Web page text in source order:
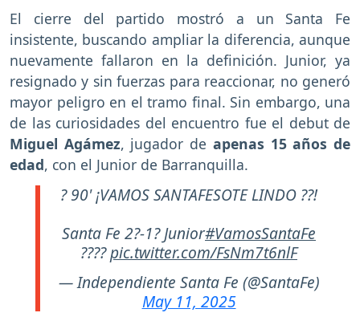
El cierre del partido mostró a un Santa Fe
insistente, buscando ampliar la diferencia, aunque
nuevamente fallaron en la definición. Junior, ya
resignado y sin fuerzas para reaccionar, no generó
mayor peligro en el tramo final. Sin embargo, una
de las curiosidades del encuentro fue el debut de
Miguel Agámez, jugador de apenas 15 años de
edad, con el Junior de Barranquilla.
? 90' ¡VAMOS SANTAFESOTE LINDO ??!
Santa Fe 2?-1? Junior#VamosSantaFe
????pic.twitter.com/FsNm7t6nlF
— Independiente Santa Fe (@SantaFe)
May 11, 2025